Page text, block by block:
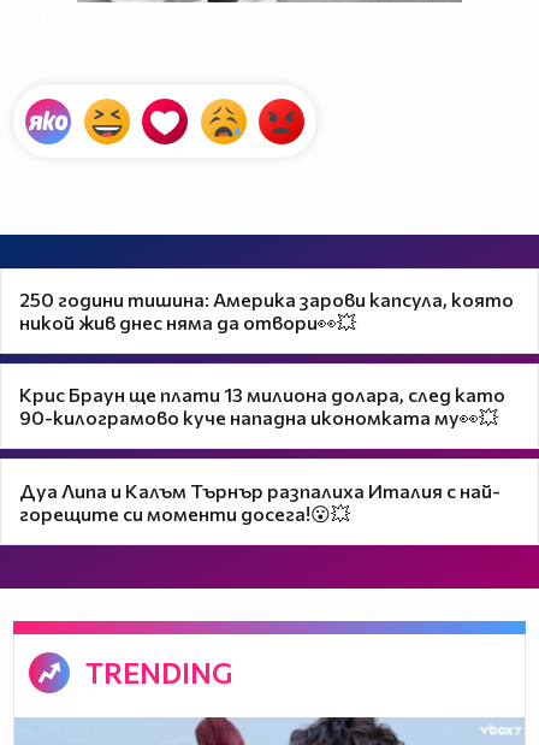
250 години тишина: Америка зарови капсула, която
никой жив днес няма да отвори👀💥
Крис Браун ще плати 13 милиона долара, след като
90-килограмово куче нападна икономката му👀💥
Дуа Липа и Калъм Търнър разпалиха Италия с най-
горещите си моменти досега!😮💥
TRENDING